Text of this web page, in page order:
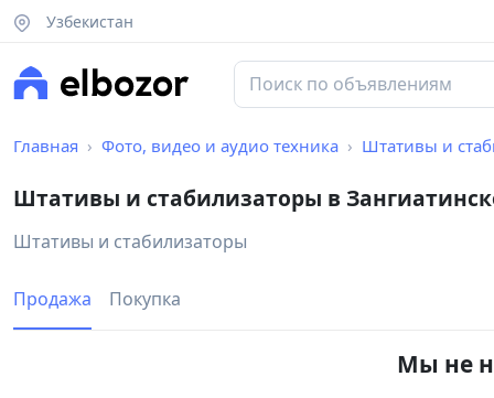
Узбекистан
Главная Фото, видео и аудио техника Штативы и
Штативы и стабилизаторы в
Штативы и стабилизаторы
Продажа Покупка
Мы не